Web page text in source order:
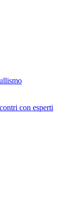
con esperti